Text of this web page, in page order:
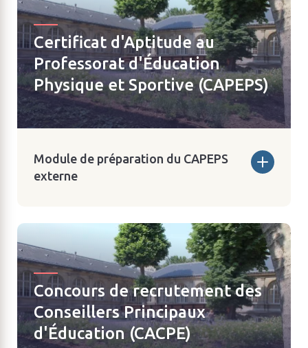
Certificat d'Aptitude au
Professorat d'Éducation
Physique et Sportive (CAPEPS)
Module de préparation du CAPEPS
externe
Concours de recrutement des
Conseillers Principaux
d'Éducation (CACPE)